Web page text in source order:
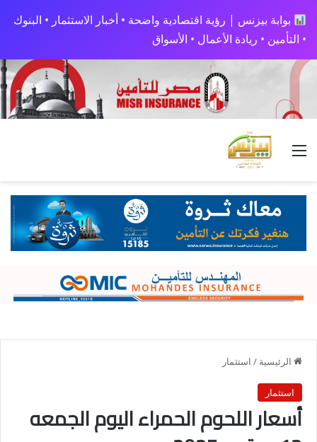
بوابة بيزنس | رؤية اقتصادية واضحة • أخبار الاستثمار • البنوك
• التأمين • ريادة الأعمال • الأسواق
القائمة
الرئيسية / استثمار
استثمار
أسعار اللحوم الحمراء اليوم الجمعه